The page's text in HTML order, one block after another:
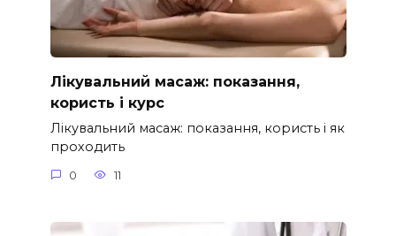
Лікувальний масаж: показання,
користь і курс
Лікувальний масаж: показання, користь і як
проходить
0 11